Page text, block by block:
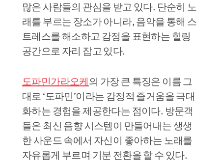
많은 사람들의 관심을 받고 있다. 단순히 노
래를 부르는 장소가 아니라, 음악을 통해 스
트레스를 해소하고 감정을 표현하는 힐링
공간으로 자리 잡고 있다.
도파민가라오케의 가장 큰 특징은 이름 그
대로 ‘도파민’이라는 감정적 즐거움을 극대
화하는 경험을 제공한다는 점이다. 방문객
들은 최신 음향 시스템이 만들어내는 생생
한 사운드 속에서 자신이 좋아하는 노래를
자유롭게 부르며 기분 전환을 할 수 있다.